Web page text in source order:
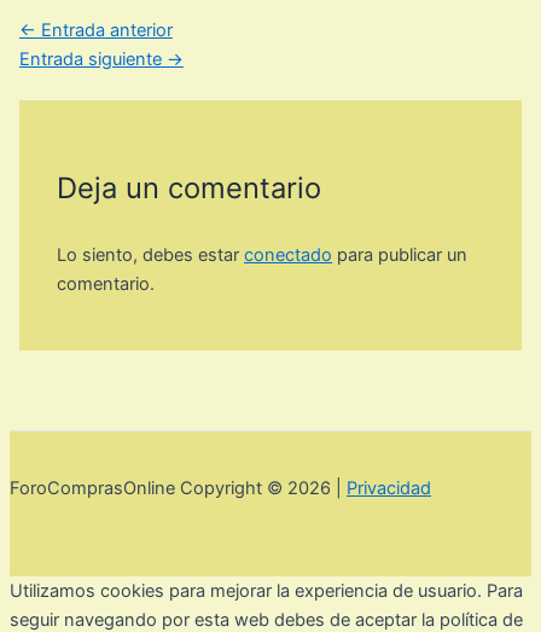
← Entrada anterior
Entrada siguiente →
Deja un comentario
Lo siento, debes estarconectado para publicar un
comentario.
ForoComprasOnline Copyright © 2026 | Privacidad
Utilizamos cookies para mejorar la experiencia de usuario. Para
seguir navegando por esta web debes de aceptar la política de